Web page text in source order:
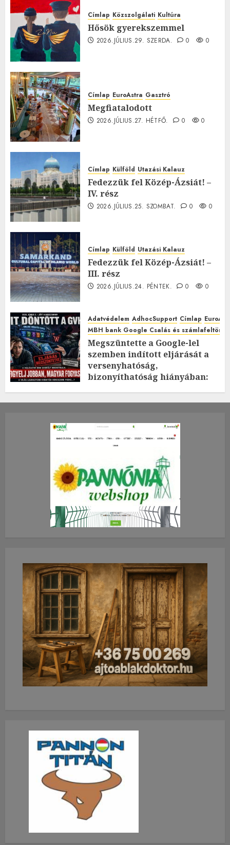
Címlap Közszolgálati Kultúra
Hősök gyerekszemmel
2026.JÚLIUS.29. SZERDA. 0 0
Címlap EuroAstra Gasztró
Megfiatalodott
2026.JÚLIUS.27. HÉTFŐ. 0 0
Címlap Külföld Utazási Kalauz
Fedezzük fel Közép-Ázsiát! –
IV. rész
2026.JÚLIUS.25. SZOMBAT. 0 0
Címlap Külföld Utazási Kalauz
Fedezzük fel Közép-Ázsiát! –
III. rész
2026.JÚLIUS.24. PÉNTEK. 0 0
Adatvédelem AdhocSupport Címlap
MBH bank Google Csalás és
Megszüntette a Google-lel
szemben indított eljárását a
versenyhatóság,
bizonyíthatóság hiányában:
2026.JÚLIUS.23. CSÜTÖRTÖK.
0